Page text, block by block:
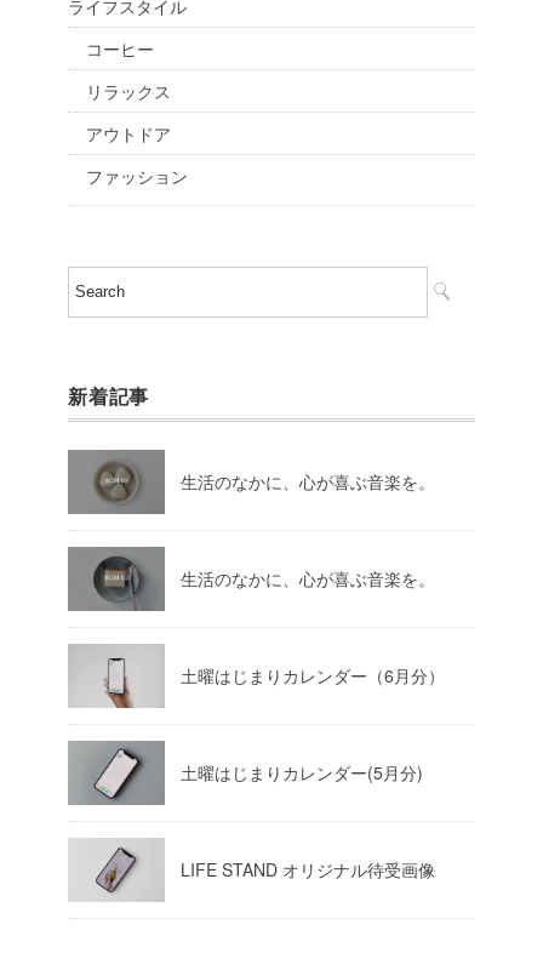
ライフスタイル
コーヒー
リラックス
アウトドア
ファッション
新着記事
生活のなかに、心が喜ぶ音楽を。
生活のなかに、心が喜ぶ音楽を。
土曜はじまりカレンダー（6月分）
土曜はじまりカレンダー(5月分)
LIFE STAND オリジナル待受画像